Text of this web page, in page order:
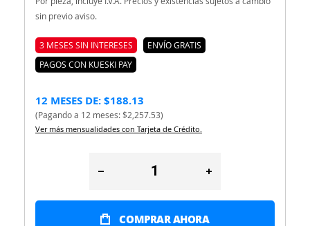
sin previo aviso.
3 MESES SIN INTERESES
ENVÍO GRATIS
PAGOS CON KUESKI PAY
12 MESES DE: $188.13
(Pagando a 12 meses: $2,257.53)
Ver más mensualidades con Tarjeta de Crédito.
COMPRAR AHORA